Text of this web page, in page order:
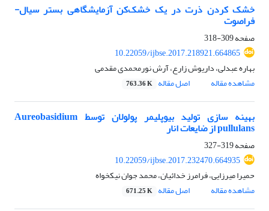
خشک کردن ذرت در یک خشک‌کن آزمایشگاهی بستر سیال-
فراصوت
صفحه309-318
10.22059/ijbse.2017.218921.664865
بهاره عبدلی، داریوش زارع، آرش نورمحمدی مقدمی
مشاهده مقاله
اصل مقاله 763.36 K
بهینه سازی تولید بیوپلیمر پولولان توسط Aureobasidium
pullulans از ضایعات انار
صفحه319-327
10.22059/ijbse.2017.232470.664935
حمیرا میرزایی، فرامرز خدائیان، محمد جوان نیکخواه
مشاهده مقاله
اصل مقاله 671.25 K